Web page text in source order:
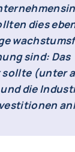
dies
sind: Das
(unter
die